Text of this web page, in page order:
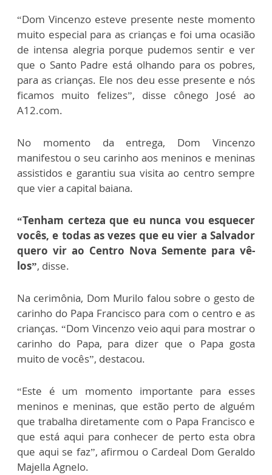
“Dom Vincenzo esteve presente neste momento
muito especial para as crianças e foi uma ocasião
de intensa alegria porque pudemos sentir e ver
que o Santo Padre está olhando para os pobres,
para as crianças. Ele nos deu esse presente e nós
ficamos muito felizes”, disse cônego José ao
A12.com.
No momento da entrega, Dom Vincenzo
manifestou o seu carinho aos meninos e meninas
assistidos e garantiu sua visita ao centro sempre
que vier a capital baiana.
“Tenham certeza que eu nunca vou esquecer
vocês, e todas as vezes que eu vier a Salvador
quero vir ao Centro Nova Semente para vê-
los”, disse.
Na cerimônia, Dom Murilo falou sobre o gesto de
carinho do Papa Francisco para com o centro e as
crianças. “Dom Vincenzo veio aqui para mostrar o
carinho do Papa, para dizer que o Papa gosta
muito de vocês”, destacou.
“Este é um momento importante para esses
meninos e meninas, que estão perto de alguém
que trabalha diretamente com o Papa Francisco e
que está aqui para conhecer de perto esta obra
que aqui se faz”, afirmou o Cardeal Dom Geraldo
Majella Agnelo.